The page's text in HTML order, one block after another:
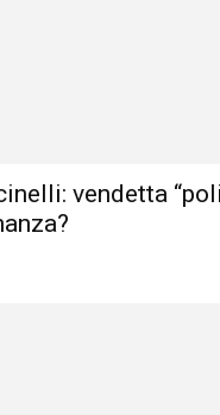
vendetta